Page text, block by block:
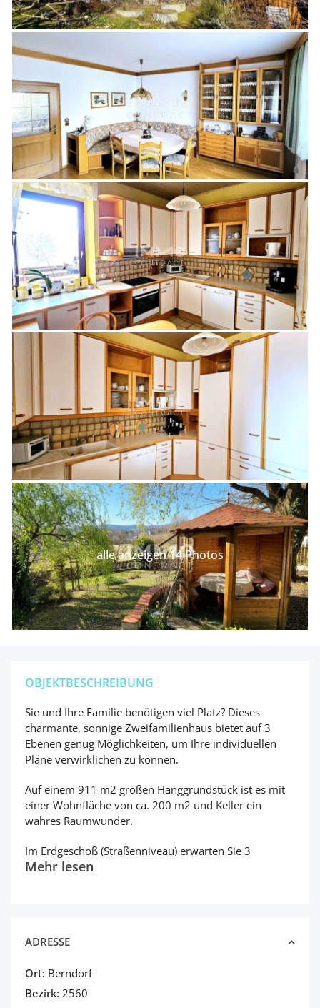
alle anzeigen 14 Photos
OBJEKTBESCHREIBUNG
Sie und Ihre Familie benötigen viel Platz? Dieses
charmante, sonnige Zweifamilienhaus bietet auf 3
Ebenen genug Möglichkeiten, um Ihre individuellen
Pläne verwirklichen zu können.
Auf einem 911 m2 großen Hanggrundstück ist es mit
einer Wohnfläche von ca. 200 m2 und Keller ein
wahres Raumwunder.
Im Erdgeschoß (Straßenniveau) erwarten Sie 3
Mehr lesen
ADRESSE
Ort: Berndorf
Bezirk: 2560